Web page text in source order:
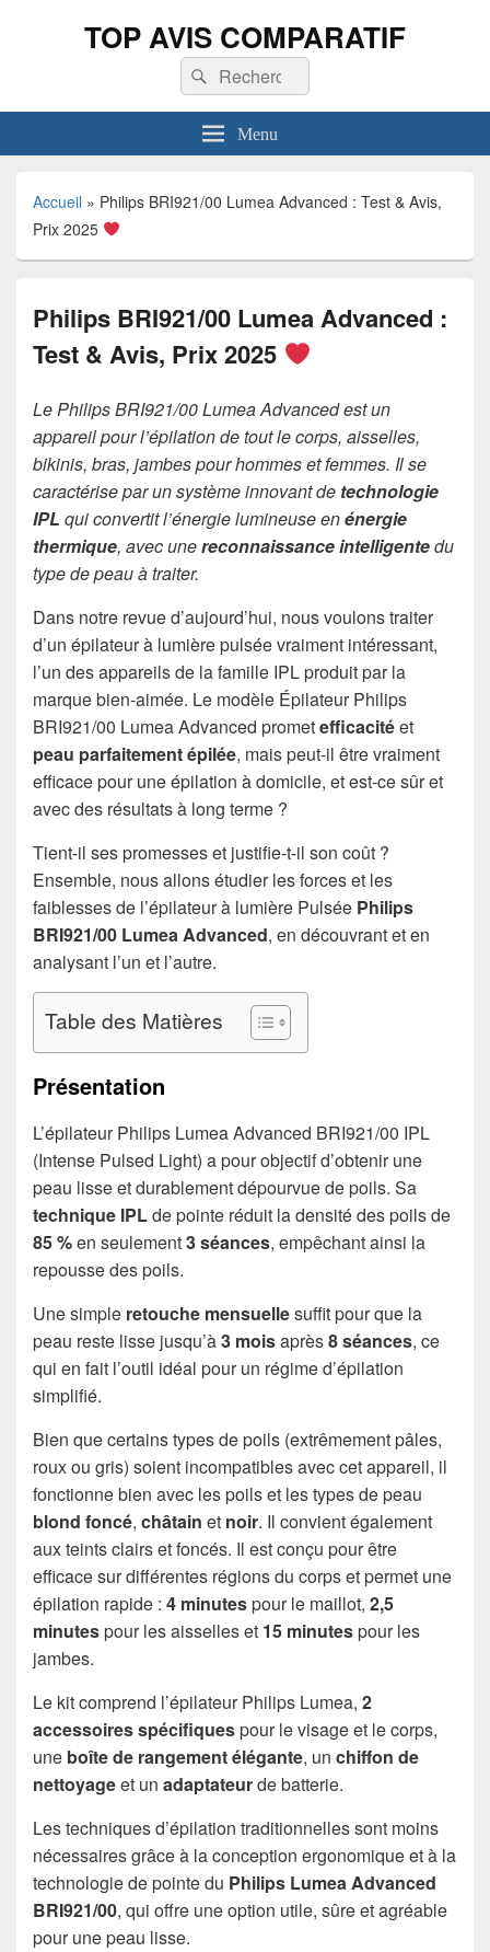
TOP AVIS COMPARATIF
Recherche :
Rechercher
Menu
Accueil » Philips BRI921/00 Lumea Advanced : Test & Avis,
Prix 2025
Philips BRI921/00 Lumea Advanced :
Test & Avis, Prix 2025
Le Philips BRI921/00 Lumea Advanced est un
appareil pour l’épilation de tout le corps, aisselles,
bikinis, bras, jambes pour hommes et femmes. Il se
caractérise par un système innovant de technologie
IPL qui convertit l’énergie lumineuse enénergie
thermique, avec unereconnaissance intelligentedu
type de peau à traiter.
Dans notre revue d’aujourd’hui, nous voulons traiter
d’un épilateur à lumière pulsée vraiment intéressant,
l’un des appareils de la famille IPL produit par la
marque bien-aimée. Le modèle Épilateur Philips
BRI921/00 Lumea Advanced prometefficacitéet
peau parfaitement épilée, mais peut-il être vraiment
efficace pour une épilation à domicile, et est-ce sûr et
avec des résultats à long terme ?
Tient-il ses promesses et justifie-t-il son coût ?
Ensemble, nous allons étudier les forces et les
faiblesses de l’épilateur à lumière Pulsée Philips
BRI921/00 Lumea Advanced, en découvrant et en
analysant l’un et l’autre.
Table des Matières
Présentation
L’épilateur Philips Lumea Advanced BRI921/00 IPL
(Intense Pulsed Light) a pour objectif d’obtenir une
peau lisse et durablement dépourvue de poils. Sa
technique IPLde pointe réduit la densité des poils de
85 %en seulement3 séances, empêchant ainsi la
repousse des poils.
Une simple retouche mensuellesuffit pour que la
peau reste lisse jusqu’à3 moisaprès8 séances, ce
qui en fait l’outil idéal pour un régime d’épilation
simplifié.
Bien que certains types de poils (extrêmement pâles,
roux ou gris) soient incompatibles avec cet appareil, il
fonctionne bien avec les poils et les types de peau
blond foncé, châtain et noir. Il convient également
aux teints clairs et foncés. Il est conçu pour être
efficace sur différentes régions du corps et permet une
épilation rapide : 4 minutespour le maillot, 2,5
minutespour les aisselles et 15 minutespour les
jambes.
Le kit comprend l’épilateur Philips Lumea, 2
accessoires spécifiquespour le visage et le corps,
une boîte de rangement élégante, un chiffon de
nettoyageet un adaptateurde batterie.
Les techniques d’épilation traditionnelles sont moins
nécessaires grâce à la conception ergonomique et à la
technologie de pointe du Philips Lumea Advanced
BRI921/00, qui offre une option utile, sûre et agréable
pour une peau lisse.